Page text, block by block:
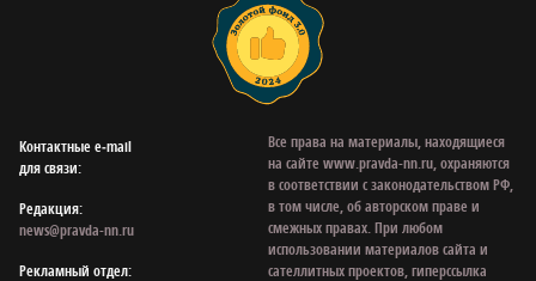
Контактные e‑mail
для связи:
Редакция:
news@pravda-nn.ru
Рекламный отдел:
Все права на материалы, находящиеся
на сайте www.pravda-nn.ru, охраняются
в соответствии с законодательством РФ,
в том числе, об авторском праве и
смежных правах. При любом
использовании материалов сайта и
сателлитных проектов, гиперссылка